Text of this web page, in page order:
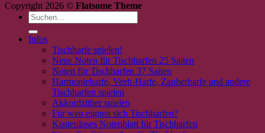
Copyright 2026 © Flatsome Theme
Suchen
nach:
Infos
Tischharfe spielen!
Neue Noten für Tischharfen 25 Saiten
Noten für Tischharfen 37 Saiten
Harmonieharfe, Veeh-Harfe, Zauberharfe und andere
Tischharfen spielen
Akkordzither spielen
Für wen eignen sich Tischharfen?
Kostenloses Notenblatt für Tischharfen